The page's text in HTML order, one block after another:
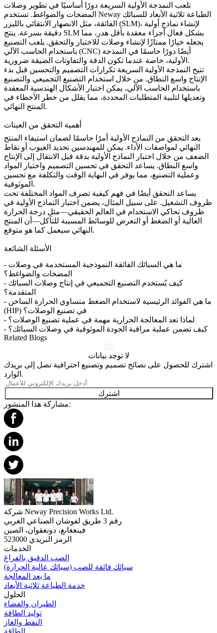
تلعب النمذجة الأولية السريعة دورًا أساسيًا في تطوير وصلات
المضخات والضواغط. تستخدم Neway الطباعة ثلاثية الأبعاد للسبائك
الفائقة، مثل الانصهار الانتقائي بالليزر (SLM)، لإنشاء نماذج أولية
دقيقة بسرعة. ينتج SLM بشكل فعال أجزاء معقدة بأقل هدر، مما
يجعله خيارًا ممتازًا لإنشاء وصلات للاختبار والتحقق. يلعب التصنيع
باستخدام الحاسب الآلي (CNC)
الأولية، خاصة عندما تكون الدقة والتفاوتات الضيقة ضرورية.
تتيح النمذجة الأولية السريعة تكرارات التصميم والتحسين قبل بدء
الإنتاج واسع النطاق. من خلال استخدام التصنيع التجميعي والتصنيع
باستخدام الحاسب الآلي، يمكن اختبار
الأشكال الهندسية المعقدة
وتعديلها لتلبية المتطلبات المحددة، مما يقلل من خطر الأخطاء في
المنتج النهائي.
أهمية التحقق من العينات
يعد التحقق من النماذج الأولية أمرًا حاسمًا لضمان استيفاء المنتج
النهائي لمواصفات الأداء. يمكن للمهندسين تحديد العيوب أو نقاط
الضعف من خلال اختبار النماذج الأولية بدقة قبل الانتقال إلى الإنتاج
واسع النطاق. يساعد التحقق في تحسين التصميم واختيار المواد
وعملية التصنيع، مما يوفر في النهاية الوقت والتكلفة مع تحسين
الموثوقية.
يساعد التحقق أيضًا في فهم كيفية تصرف المواد المختلفة تحت
ظروف التشغيل. على سبيل المثال، يضمن اختبار النماذج الأولية في
ظروف تحاكي الاستخدام في العالم الحقيقي—مثل درجة الحرارة
العالية أو الضغط أو التعرض للوسائط المسببة للتآكل—أن المنتج
النهائي سيعمل كما هو متوقع.
الأسئلة الشائعة
- ما هي السبائك الفائقة النموذجية المستخدمة في وصلات
المضخات والضواغط؟
- كيف يُستخدم التصنيع التجميعي في إنتاج وصلات السبائك
المتقدمة؟
- ما هي الفوائد الرئيسية لاستخدام الضغط متساوي الحرارة الساخن
(HIP) في تصنيع الوصلات؟
- لماذا تعد المعالجة الحرارية مهمة في عملية تصنيع الوصلات؟
- كيف تضمن عملية مراقبة الجودة الموثوقية في وصلات السبائك؟
Related Blogs
لا توجد بيانات
اشترك للحصول على نصائح تصميم وتصنيع احترافية تصل إلى بريدك
الوارد.
اشترك
مشاركة هذا المنشور:
شركة Neway Precision Works Ltd.
رقم 3 طريق لفوشان الصناعي الغربي
فينغغانغ، دونغقوان، الصين
الرمز البريدي 523000
الخدمات
الصب الدقيق بالفراغ
سبائك فائقة للصب (سبائك عالية الحرارة)
ما بعد المعالجة
خدمة الطباعة ثلاثية الأبعاد
الحلول
الطيران والفضاء
توليد الطاقة
النفط والغاز